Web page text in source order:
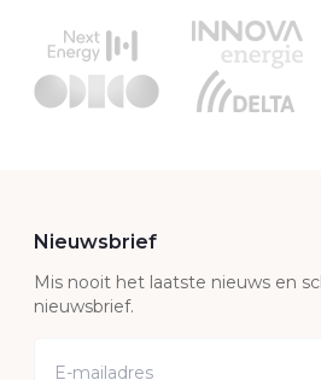
Nieuwsbrief
Mis nooit het laatste nieuws en
nieuwsbrief.